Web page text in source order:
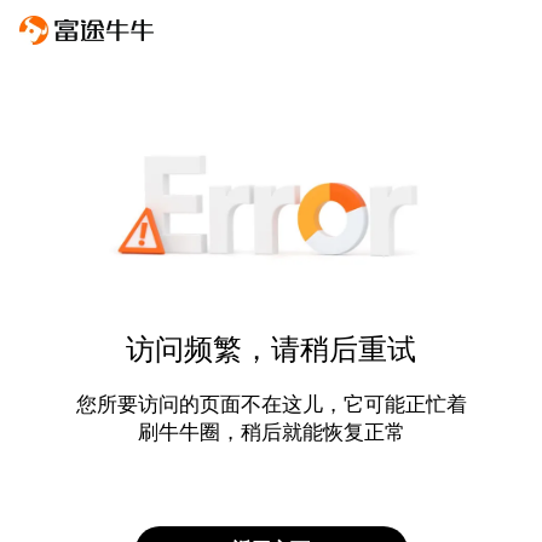
访问频繁，请稍后重试
您所要访问的页面不在这儿，它可能正忙着
刷牛牛圈，稍后就能恢复正常